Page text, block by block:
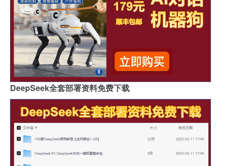
哪里买岩板茶几便宜的
岩板吊顶怎么贴瓷砖好看
哪个品牌岩板是真的白
原木岩板沙发效果图
人工花岗石和岩板哪个好
佛山著名岩板市场在哪里
桌子用哑光岩板好吗
郑州品牌岩板批发商
桌面怎么做成岩板墙
岩板背面没有品牌标识吗
怎么分辨岩板和岗石砖
广州岩板生产企业有哪些
圆岩板玄关壁画视频讲解
岩板可以包横梁吗图片
供应硅岩板设备哪家好用
广州进口岩板厂商有哪些
岩板贴墙用啥胶最好
岩板和地板哪个质量好些
影视墙怎么安装岩板灯
DeepSeek全套部署资料免费下载